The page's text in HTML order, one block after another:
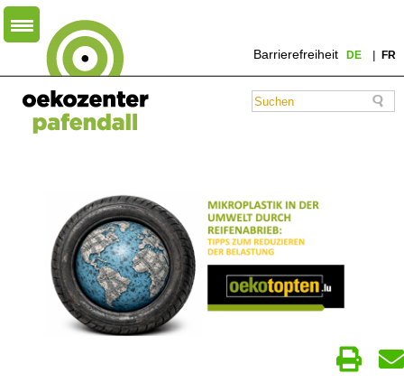
Barrierefreiheit DE FR